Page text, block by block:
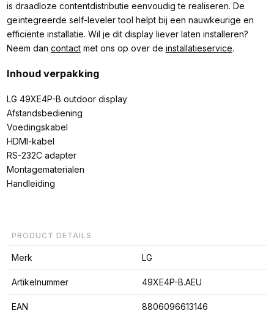
is draadloze contentdistributie eenvoudig te realiseren. De
geïntegreerde self-leveler tool helpt bij een nauwkeurige en
efficiënte installatie. Wil je dit display liever laten installeren?
Neem dan contactmet ons op over de installatieservice.
Inhoud verpakking
LG 49XE4P-B outdoor display
Afstandsbediening
Voedingskabel
HDMI-kabel
RS-232C adapter
Montagematerialen
Handleiding
PRODUCT DETAILS
Merk LG
Artikelnummer 49XE4P-B.AEU
EAN 8806096613146